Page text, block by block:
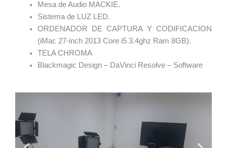
Mesa de Audio MACKIE.
Sistema de LUZ LED.
ORDENADOR DE CAPTURA Y CODIFICACION
(iMac 27-inch 2013 Core i5 3.4ghz Ram 8GB).
TELA CHROMA
Blackmagic Design – DaVinci Resolve – Software